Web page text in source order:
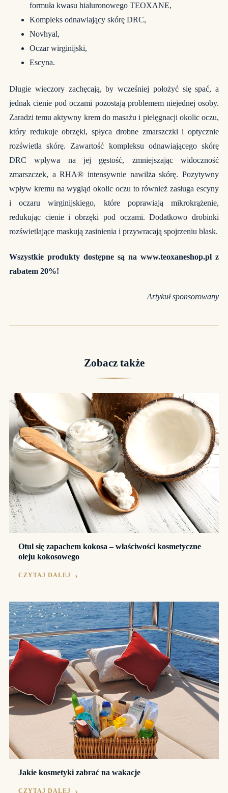
formuła kwasu hialuronowego TEOXANE,
Kompleks odnawiający skórę DRC,
Novhyal,
Oczar wirginijski,
Escyna.
Długie wieczory zachęcają, by wcześniej położyć się spać, a
jednak cienie pod oczami pozostają problemem niejednej osoby.
Zaradzi temu aktywny krem do masażu i pielęgnacji okolic oczu,
który redukuje obrzęki, spłyca drobne zmarszczki i optycznie
rozświetla skórę. Zawartość kompleksu odnawiającego skórę
DRC wpływa na jej gęstość, zmniejszając widoczność
zmarszczek, a RHA® intensywnie nawilża skórę. Pozytywny
wpływ kremu na wygląd okolic oczu to również zasługa escyny
i oczaru wirginijskiego, które poprawiają mikrokrążenie,
redukując cienie i obrzęki pod oczami. Dodatkowo drobinki
rozświetlające maskują zasinienia i przywracają spojrzeniu blask.
Wszystkie produkty dostępne są na www.teoxaneshop.pl z
rabatem 20%!
Artykuł sponsorowany
Zobacz także
Otul się zapachem kokosa – właściwości kosmetyczne
oleju kokosowego
CZYTAJ DALEJ
Jakie kosmetyki zabrać na wakacje
CZYTAJ DALEJ